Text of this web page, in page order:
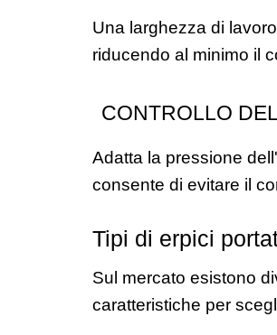
Una larghezza di
riducendo al minimo il
CONTROLLO
Adatta la pressione
consente di evitare il
Tipi di erpici
Sul mercato esistono
caratteristiche per